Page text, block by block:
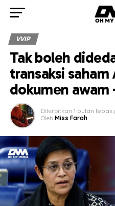
VVIP
Tak boleh
transaksi saham
dokumen awam
Diterbitkan 1 bulan lepas
Oleh Miss Farah